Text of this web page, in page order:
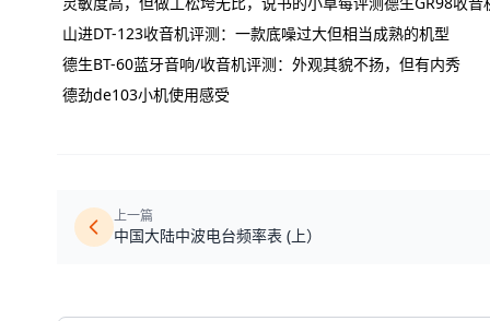
山进DT-123收音机评测：一款底噪过大但相当成熟的机型
德生BT-60蓝牙音响/收音机评测：外观其貌不扬，但有内秀
德劲de103小机使用感受
上一篇
中国大陆中波电台频率表 (上）